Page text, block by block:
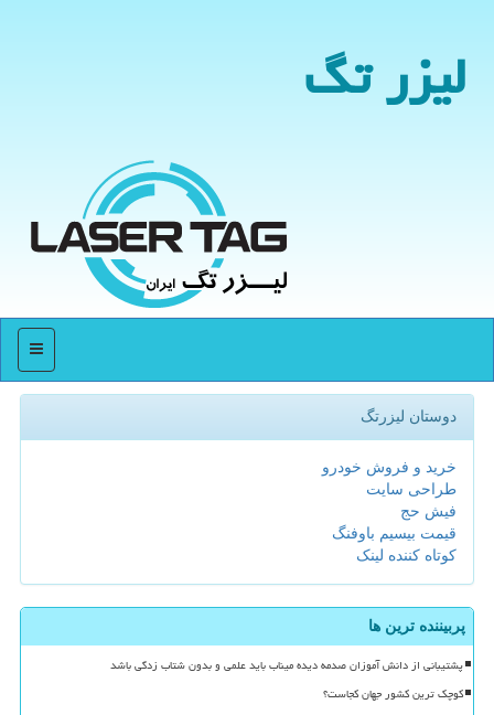
لیزر تگ
منو
دوستان لیزرتگ
خرید و فروش خودرو
طراحی سایت
فیش حج
قیمت بیسیم باوفنگ
کوتاه کننده لینک
پربیننده ترین ها
پشتیبانی از دانش آموزان صدمه دیده میناب باید علمی و بدون شتاب زدگی باشد
کوچک ترین کشور جهان کجاست؟